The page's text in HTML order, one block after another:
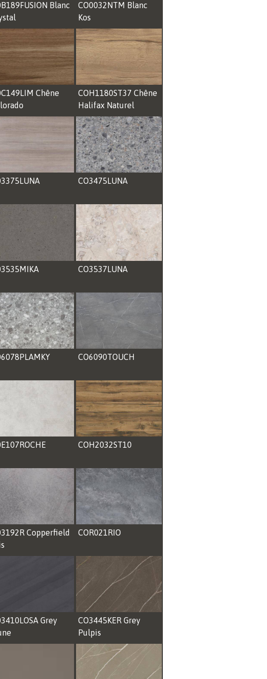
Blanc
CO0032NTM Blanc
Kos
Chêne
COH1180ST37 Chêne
Halifax Naturel
CO3475LUNA
CO3537LUNA
CO6090TOUCH
COH2032ST10
Copperfield
COR021RIO
Grey
CO3445KER Grey
Pulpis